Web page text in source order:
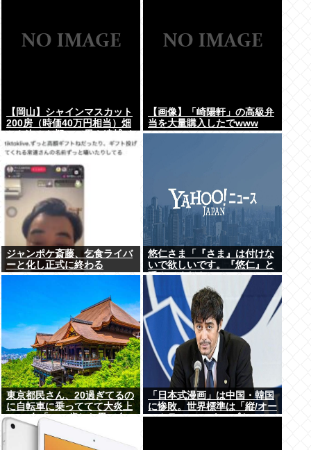
【岡山】シャインマスカット
200房（時価40万円相当）畑
ットで販売
【画像】「崎陽軒」の高級弁
当を大量購入したでwww
ジャンポケ斎藤、乞食ライバ
ーと化し正式に終わる
悠仁さま「『さま』は付けな
いで欲しいです。『悠仁』と
呼んでください」
東京都民さん、20過ぎてるの
に自転車に乗っててて大炎上
www女「いい歳した男で自
転車に乗るのは知的障がい者
だけだよ？
「日本式漫画」は中国・韓国
に惨敗。世界標準は「縦/オー
ルカラー」の”ウェブトゥー